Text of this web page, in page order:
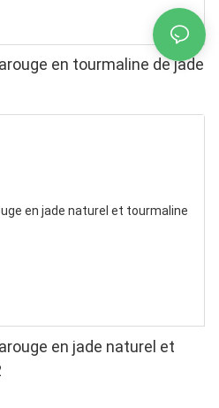
en tourmaline de jade
en jade naturel et